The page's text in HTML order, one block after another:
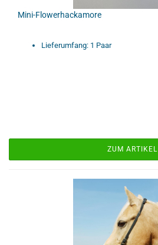
Mini-Flowerhackamore
Lieferumfang: 1 Paar
ZUM ARTIKEL